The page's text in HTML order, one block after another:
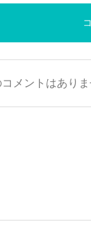
メントはありま